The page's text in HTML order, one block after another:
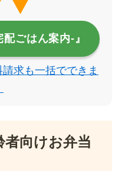
ごはん案内‐』
求も一括でできま
者向けお弁当